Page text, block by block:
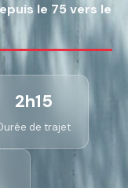
le 75 vers le
2h15
de trajet